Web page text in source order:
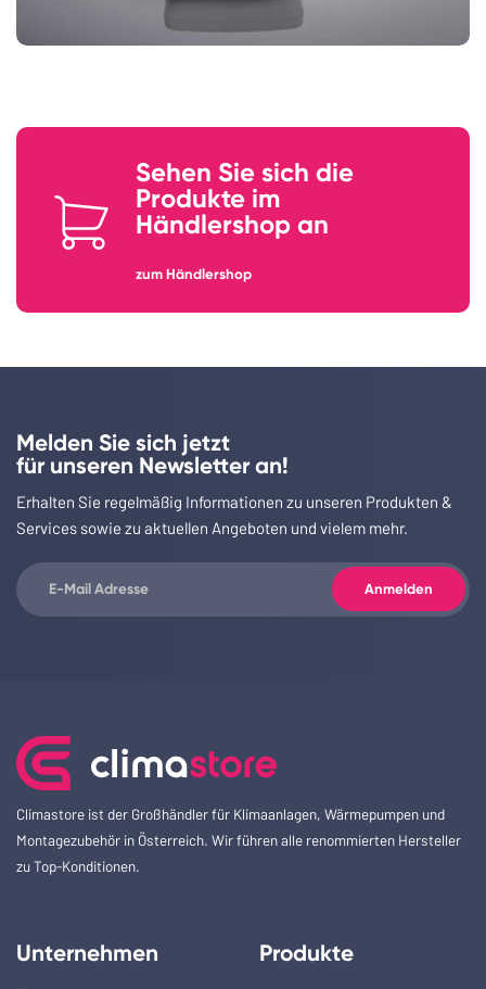
Sehen Sie sich die
Produkte im
Händlershop an
zum Händlershop
Melden Sie sich jetzt
für unseren Newsletter an!
Erhalten Sie regelmäßig Informationen zu unseren Produkten &
Services sowie zu aktuellen Angeboten und vielem mehr.
Climastore ist der Großhändler für Klimaanlagen, Wärmepumpen und
Montagezubehör in Österreich. Wir führen alle renommierten Hersteller
zu Top-Konditionen.
Unternehmen Produkte